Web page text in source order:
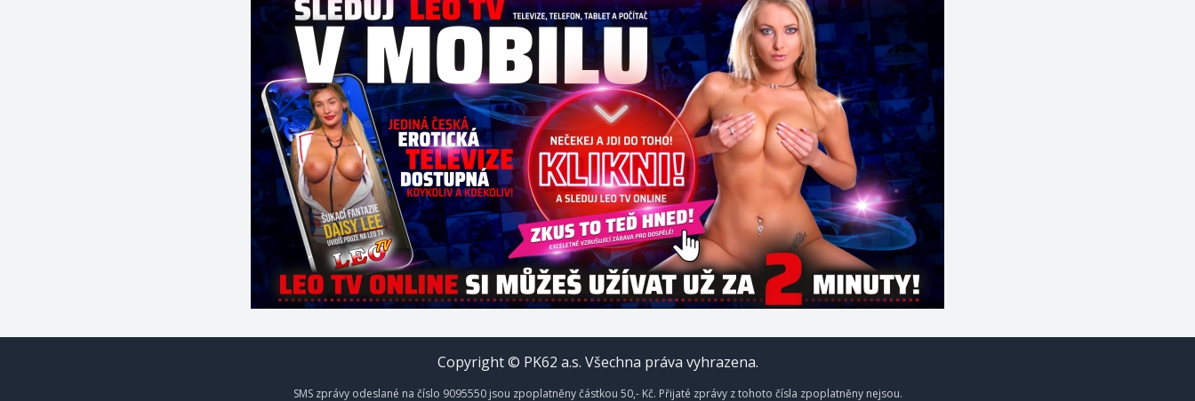
Copyright © PK62 a.s. Všechna práva vyhrazena.
SMS zprávy odeslané na číslo 9095550 jsou zpoplatněny částkou 50,- Kč. Přijaté zprávy z tohoto čísla zpoplatněny nejsou.